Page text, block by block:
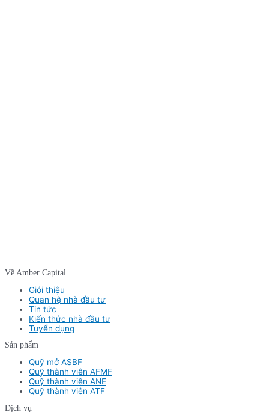
Về Amber Capital
Giới thiệu
Quan hệ nhà đầu tư
Tin tức
Kiến thức nhà đầu tư
Tuyển dụng
Sản phẩm
Quỹ mở ASBF
Quỹ thành viên AFMF
Quỹ thành viên ANE
Quỹ thành viên ATF
Dịch vụ